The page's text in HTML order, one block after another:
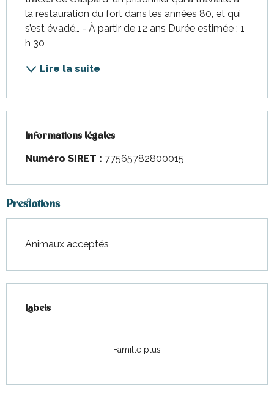
la restauration du fort dans les années 80, et qui
s’est évadé… - À partir de 12 ans Durée estimée : 1
h 30
Lire la suite
Informations légales
Informations légales
Numéro SIRET : 77565782800015
Prestations
Animaux acceptés
Labels
Labels
Famille plus